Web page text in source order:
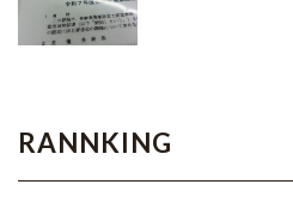
RANNKING